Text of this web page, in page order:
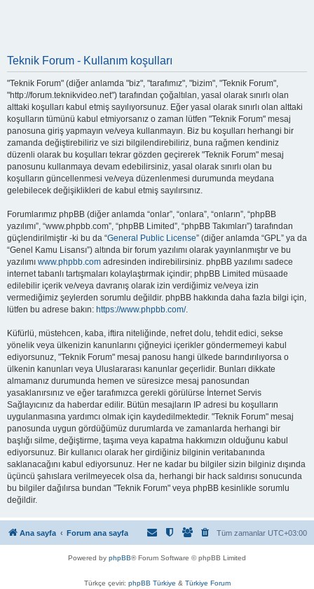
Teknik Forum - Kullanım koşulları
"Teknik Forum" (diğer anlamda "biz", "tarafımız", "bizim", "Teknik Forum",
"http://forum.teknikvideo.net") tarafından çoğaltılan, yasal olarak sınırlı olan
alttaki koşulları kabul etmiş sayılıyorsunuz. Eğer yasal olarak sınırlı olan alttaki
koşulların tümünü kabul etmiyorsanız o zaman lütfen "Teknik Forum" mesaj
panosuna giriş yapmayın ve/veya kullanmayın. Biz bu koşulları herhangi bir
zamanda değiştirebiliriz ve sizi bilgilendirebiliriz, buna rağmen kendiniz
düzenli olarak bu koşulları tekrar gözden geçirerek "Teknik Forum" mesaj
panosunu kullanmaya devam edebilirsiniz, yasal olarak sınırlı olan bu
koşulların güncellenmesi ve/veya düzenlenmesi durumunda meydana
gelebilecek değişiklikleri de kabul etmiş sayılırsınız.
Forumlarımız phpBB (diğer anlamda “onlar”, “onlara”, “onların”, “phpBB
yazılımı”, “www.phpbb.com”, “phpBB Limited”, “phpBB Takımları”) tarafından
güçlendirilmiştir -ki bu da “General Public License” (diğer anlamda “GPL” ya da
“Genel Kamu Lisansı”) altında bir forum yazılımı olarak yayınlanmıştır ve bu
yazılımı www.phpbb.com adresinden indirebilirsiniz. phpBB yazılımı sadece
internet tabanlı tartışmaları kolaylaştırmak içindir; phpBB Limited müsaade
edilebilir içerik ve/veya davranış olarak izin verdiğimiz ve/veya izin
vermediğimiz şeylerden sorumlu değildir. phpBB hakkında daha fazla bilgi için,
lütfen bu adrese bakın: https://www.phpbb.com/.
Küfürlü, müstehcen, kaba, iftira niteliğinde, nefret dolu, tehdit edici, sekse
yönelik veya ülkenizin kanunlarını çiğneyici içerikler göndermemeyi kabul
ediyorsunuz, "Teknik Forum" mesaj panosu hangi ülkede barındırılıyorsa o
ülkenin kanunları veya Uluslararası kanunlar geçerlidir. Bunları dikkate
almamanız durumunda hemen ve süresizce mesaj panosundan
yasaklanırsınız ve eğer tarafımızca gerekli görülürse İnternet Servis
Sağlayıcınız da haberdar edilir. Bütün mesajların IP adresi bu koşulların
uygulanmasına yardımcı olmak için kaydedilmektedir. "Teknik Forum" mesaj
panosunda uygun gördüğümüz durumlarda ve zamanlarda herhangi bir
başlığı silme, değiştirme, taşıma veya kapatma hakkımızın olduğunu kabul
ediyorsunuz. Bir kullanıcı olarak her girdiğiniz bilginin veritabanında
saklanacağını kabul ediyorsunuz. Her ne kadar bu bilgiler sizin bilginiz dışında
üçüncü şahıslara verilmeyecek olsa da, herhangi bir hack saldırısı sonucunda
bu bilgiler dağılırsa bundan "Teknik Forum" veya phpBB kesinlikle sorumlu
değildir.
Ana sayfa Forum ana sayfa Tüm zamanlar UTC+03:00
Powered by phpBB® Forum Software © phpBB Limited
Türkçe çeviri: phpBB Türkiye & Türkiye Forum